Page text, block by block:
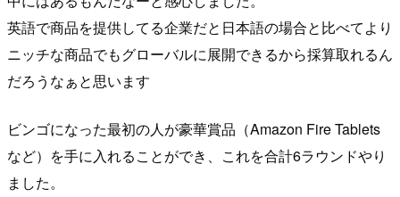
英語で商品を提供してる企業だと日本語の場合と比べてより
ニッチな商品でもグローバルに展開できるから採算取れるん
だろうなぁと思います
ビンゴになった最初の人が豪華賞品（Amazon Fire Tablets
など）を手に入れることができ、これを合計6ラウンドやり
ました。